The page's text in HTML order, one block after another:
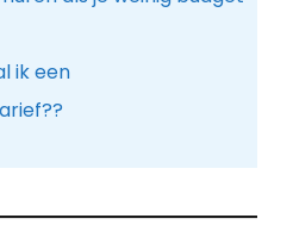
ik een